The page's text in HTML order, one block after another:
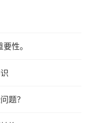
性。
题？